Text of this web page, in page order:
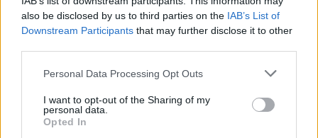
also be disclosed by us to third parties on the IAB’s List of
Downstream Participants that may further disclose it to other
Please note that this website/app uses one or more Google
not limited to your visit or usage behaviour. You may click to
grant or deny consent to Google and its third-party tags to
use your data for below specified purposes in below Google
Personal Data Processing Opt Outs
I want to opt-out of the Sharing of my
personal data.
Opted In
ούτε οικονομικά αποτελεσματικό η ίδια επιχείρηση
να εμφανίζεται ταυτόχρονα ως οφειλέτης και ως
πιστωτής του κράτους χωρίς δυνατότητα άμεσου
Η ελληνική οικονομία έχει αποδείξει ότι διαθέτει
ανθεκτικότητα. Όμως η ανθεκτικότητα δεν μπορεί